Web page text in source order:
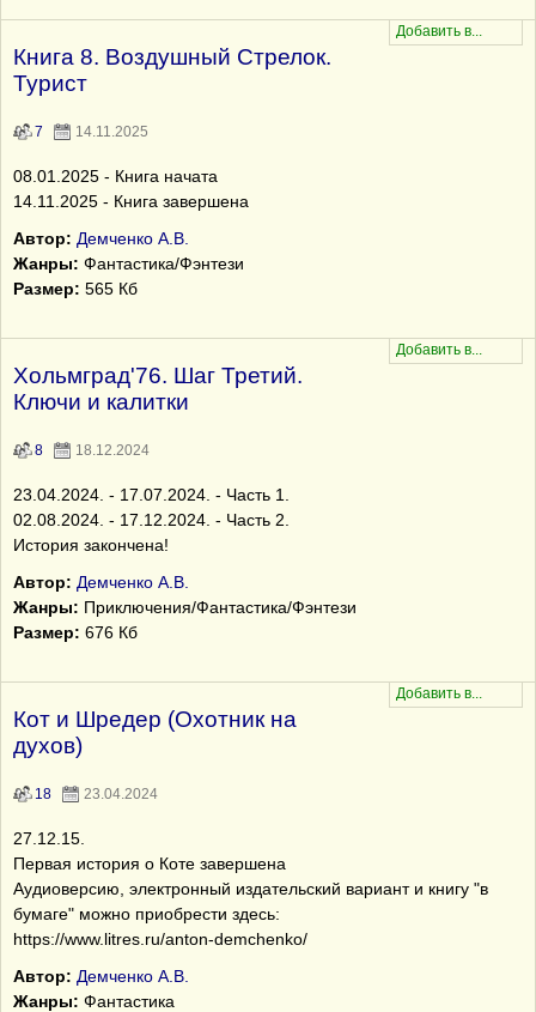
Книга 8. Воздушный Стрелок.
Турист
7 14.11.2025
08.01.2025 - Книга начата
14.11.2025 - Книга завершена
Автор: Демченко А.В.
Жанры: Фантастика/Фэнтези
Размер: 565 Кб
Хольмград'76. Шаг Третий.
Ключи и калитки
8 18.12.2024
23.04.2024. - 17.07.2024. - Часть 1.
02.08.2024. - 17.12.2024. - Часть 2.
История закончена!
Автор: Демченко А.В.
Жанры: Приключения/Фантастика/Фэнтези
Размер: 676 Кб
Кот и Шредер (Охотник на
духов)
18 23.04.2024
27.12.15.
Первая история о Коте завершена
Аудиоверсию, электронный издательский вариант и книгу "в
бумаге" можно приобрести здесь:
https://www.litres.ru/anton-demchenko/
Автор: Демченко А.В.
Жанры: Фантастика